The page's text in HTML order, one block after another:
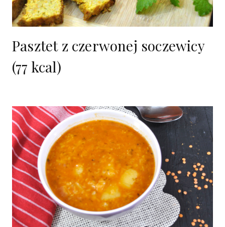
Pasztet z czerwonej soczewicy
(77 kcal)